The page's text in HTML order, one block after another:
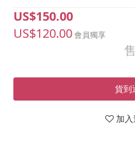
US$150.00
US$120.00會員獨享
貨到
加